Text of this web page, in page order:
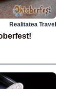
Realitatea Travel